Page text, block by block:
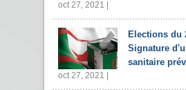
oct 27, 2021 |
Elections du
Signature
sanitaire
oct 27, 2021 |